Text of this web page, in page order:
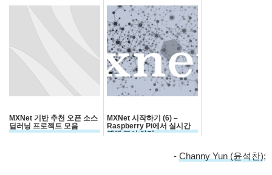
MXNet 기반 추천 오픈 소스
딥러닝 프로젝트 모음
MXNet 시작하기 (6) –
Raspberry Pi에서 실시간
객체 분석 하기
- Channy Yun (윤석찬);